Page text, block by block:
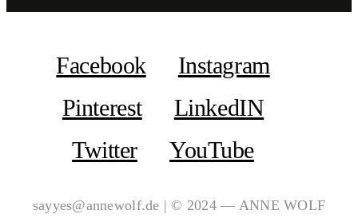
Facebook
Instagram
Pinterest
LinkedIN
Twitter
YouTube
sayyes@annewolf.de | © 2024 — ANNE WOLF